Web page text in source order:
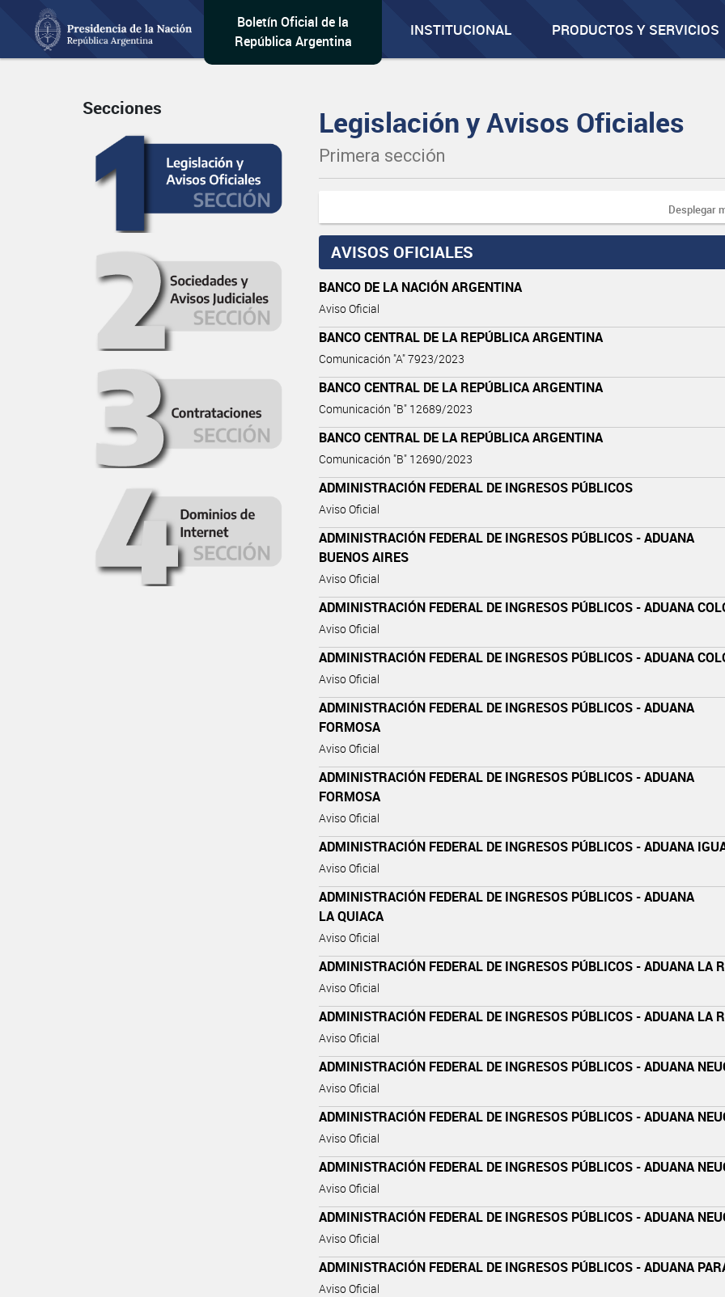
Boletín Oficial de la
República Argentina
INSTITUCIONAL PRODUCTOS Y SERVICIOS
Secciones Legislación y Avisos Oficiales
Primera sección
Desplegar
AVISOS OFICIALES
BANCO DE LA NACIÓN ARGENTINA
Aviso Oficial
BANCO CENTRAL DE LA REPÚBLICA ARGENTINA
Comunicación "A" 7923/2023
BANCO CENTRAL DE LA REPÚBLICA ARGENTINA
Comunicación "B" 12689/2023
BANCO CENTRAL DE LA REPÚBLICA ARGENTINA
Comunicación "B" 12690/2023
ADMINISTRACIÓN FEDERAL DE INGRESOS PÚBLICOS
Aviso Oficial
ADMINISTRACIÓN FEDERAL DE INGRESOS PÚBLICOS - ADUANA
BUENOS AIRES
Aviso Oficial
ADMINISTRACIÓN FEDERAL DE INGRESOS PÚBLICOS - ADUANA
Aviso Oficial
ADMINISTRACIÓN FEDERAL DE INGRESOS PÚBLICOS - ADUANA
Aviso Oficial
ADMINISTRACIÓN FEDERAL DE INGRESOS PÚBLICOS - ADUANA
FORMOSA
Aviso Oficial
ADMINISTRACIÓN FEDERAL DE INGRESOS PÚBLICOS - ADUANA
FORMOSA
Aviso Oficial
ADMINISTRACIÓN FEDERAL DE INGRESOS PÚBLICOS - ADUANA
Aviso Oficial
ADMINISTRACIÓN FEDERAL DE INGRESOS PÚBLICOS - ADUANA
LA QUIACA
Aviso Oficial
ADMINISTRACIÓN FEDERAL DE INGRESOS PÚBLICOS - ADUANA LA
Aviso Oficial
ADMINISTRACIÓN FEDERAL DE INGRESOS PÚBLICOS - ADUANA LA
Aviso Oficial
ADMINISTRACIÓN FEDERAL DE INGRESOS PÚBLICOS - ADUANA
Aviso Oficial
ADMINISTRACIÓN FEDERAL DE INGRESOS PÚBLICOS - ADUANA
Aviso Oficial
ADMINISTRACIÓN FEDERAL DE INGRESOS PÚBLICOS - ADUANA
Aviso Oficial
ADMINISTRACIÓN FEDERAL DE INGRESOS PÚBLICOS - ADUANA
Aviso Oficial
ADMINISTRACIÓN FEDERAL DE INGRESOS PÚBLICOS - ADUANA
Aviso Oficial